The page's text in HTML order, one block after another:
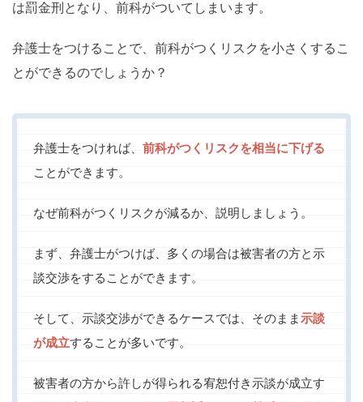
は罰金刑となり、前科がついてしまいます。
弁護士をつけることで、前科がつくリスクを小さくするこ
とができるのでしょうか？
弁護士をつければ、 前科がつくリスクを相当に下げる
ことができます。
なぜ前科がつくリスクが減るか、説明しましょう。
まず、弁護士がつけば、多くの場合は被害者の方と示
談交渉をすることができます。
そして、示談交渉ができるケースでは、そのまま示談
が成立することが多いです。
被害者の方から許しが得られる宥恕付き示談が成立す